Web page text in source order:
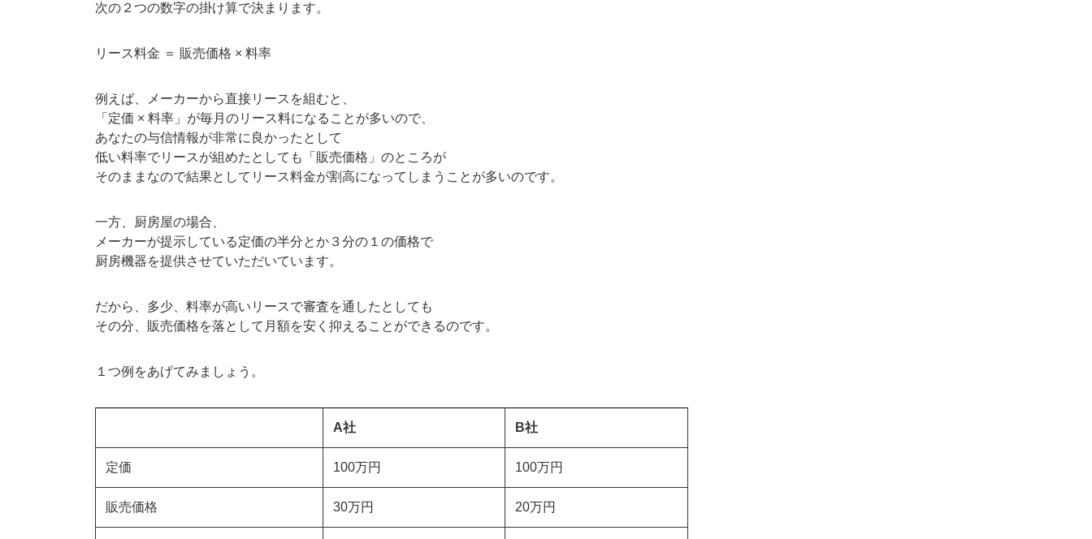
次の２つの数字の掛け算で決まります。
リース料金 ＝ 販売価格 × 料率
例えば、メーカーから直接リースを組むと、
「定価 × 料率」が毎月のリース料になることが多いので、
あなたの与信情報が非常に良かったとして
低い料率でリースが組めたとしても「販売価格」のところが
そのままなので結果としてリース料金が割高になってしまうことが多いのです。
一方、厨房屋の場合、
メーカーが提示している定価の半分とか３分の１の価格で
厨房機器を提供させていただいています。
だから、多少、料率が高いリースで審査を通したとしても
その分、販売価格を落として月額を安く抑えることができるのです。
１つ例をあげてみましょう。
A社 B社
定価 100万円 100万円
販売価格 30万円 20万円